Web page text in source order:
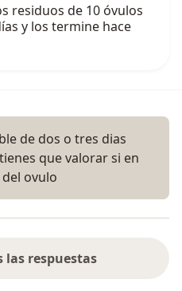
residuos de 10 óvulos
y los termine hace
de dos o tres dias
que valorar si en
ovulo
las respuestas